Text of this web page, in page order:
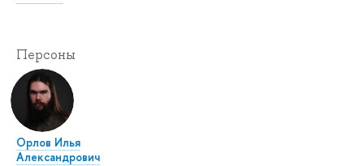
Персоны
Орлов Илья
Александрович